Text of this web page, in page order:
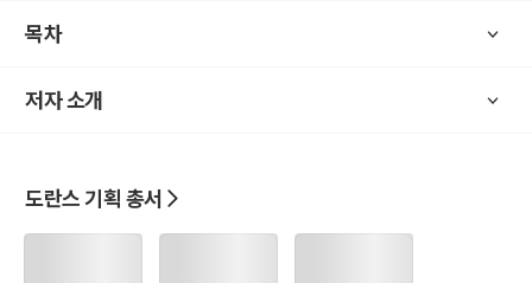
가 아니라 '권력과 폭력'의 문제임을 밝히는 것이 바로 페미니즘의 목표
이자 이 책의 목표이다.
목차
저자 소개
도란스 기획 총서